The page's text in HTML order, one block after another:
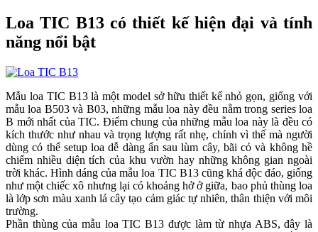
Loa TIC B13 có thiết kế hiện đại và tính
năng nổi bật
Mẫu loa TIC B13 là một model sở hữu thiết kế nhỏ gọn, giống với
mẫu loa B503 và B03, những mẫu loa này đều nằm trong series loa
B mới nhất của TIC. Điểm chung của những mẫu loa này là đều có
kích thước như nhau và trọng lượng rất nhẹ, chính vì thế mà người
dùng có thể setup loa dễ dàng ẩn sau lùm cây, bãi cỏ và không hề
chiếm nhiều diện tích của khu vườn hay những không gian ngoài
trời khác. Hình dáng của mẫu loa TIC B13 cũng khá độc đáo, giống
như một chiếc xô nhưng lại có khoảng hở ở giữa, bao phủ thùng loa
là lớp sơn màu xanh lá cây tạo cảm giác tự nhiên, thân thiện với môi
trường.
Phần thùng của mẫu loa TIC B13 được làm từ nhựa ABS, đây là